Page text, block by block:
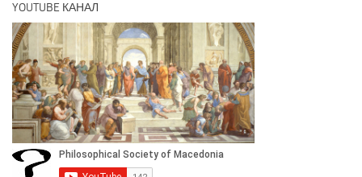
YOUTUBE КАНАЛ